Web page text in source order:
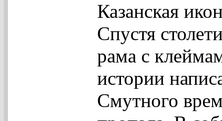
Казанская
Спустя
рама с
истории
Смутного